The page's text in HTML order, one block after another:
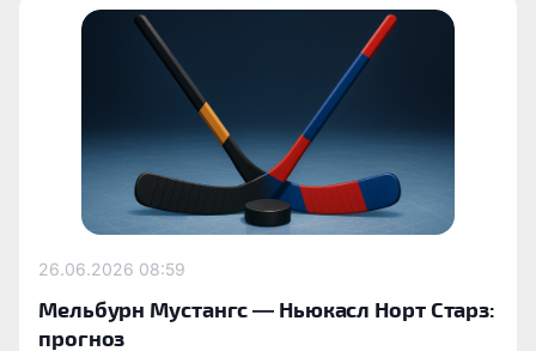
26.06.2026 08:59
Мельбурн Мустангс — Ньюкасл Норт Старз:
прогноз